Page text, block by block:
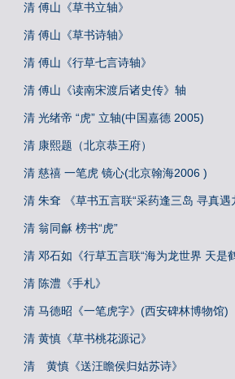
清 傅山《草书立轴》
清 傅山《草书诗轴》
清 傅山《行草七言诗轴》
清 傅山《读南宋渡后诸史传》轴
清 光绪帝 “虎” 立轴(中国嘉德 2005)
清 康熙题（北京恭王府）
清 慈禧 一笔虎 镜心(北京翰海2006 )
清 朱耷 《草书五言联“采药逢三岛 寻真遇
清 翁同龢 榜书“虎”
清 邓石如《行草五言联“海为龙世界 天是鹤
清 陈澧《手札》
清 马德昭《一笔虎字》(西安碑林博物馆)
清 黄慎《草书桃花源记》
清 黄慎《送汪瞻侯归姑苏诗》